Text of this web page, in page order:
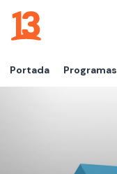
Portada Programas